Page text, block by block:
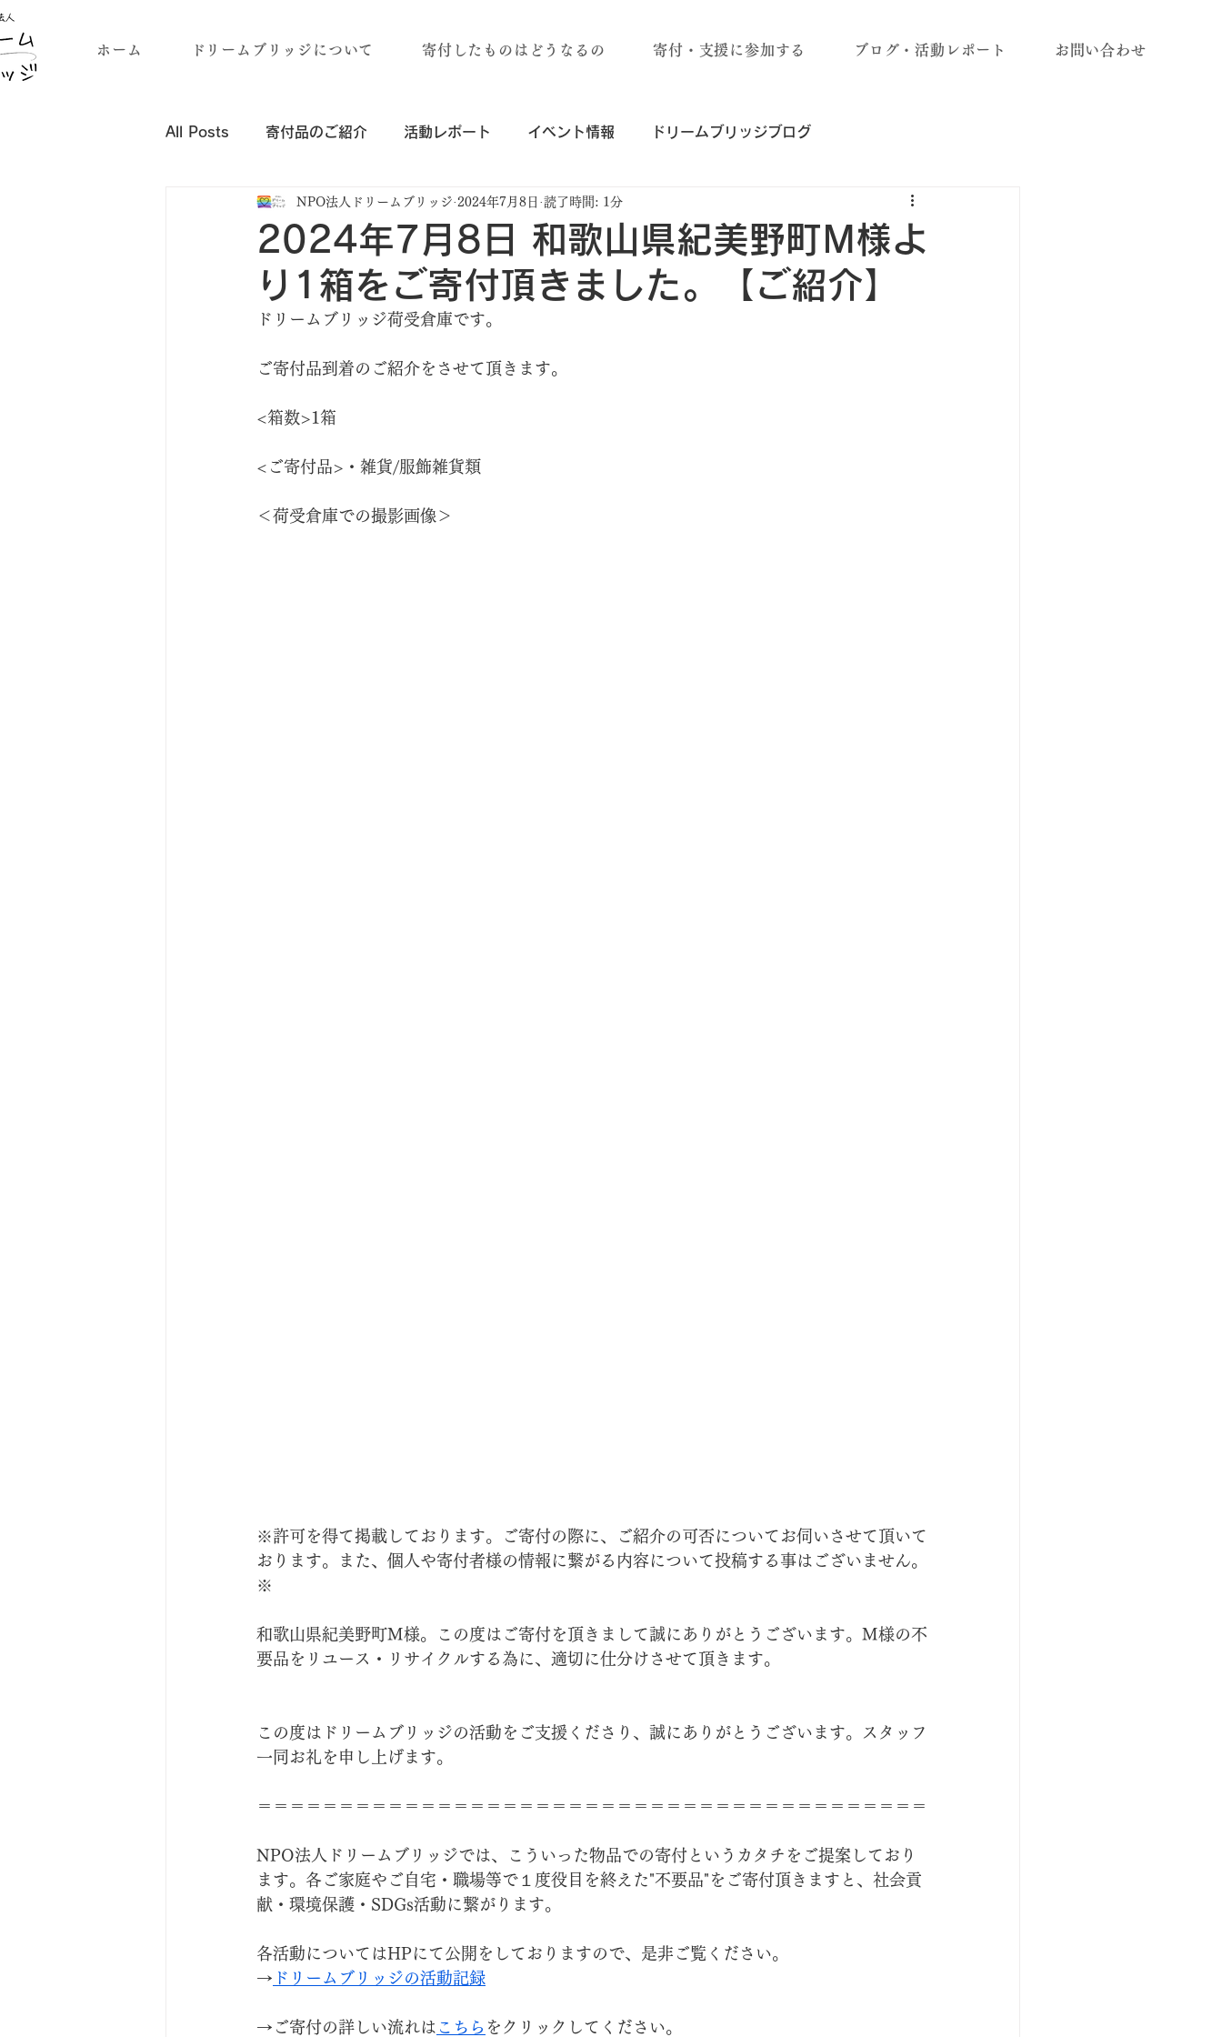
ホーム ドリームブリッジについて 寄付したものはどうなるの 寄付・支援に参加する ブログ・活動レポート お問い合わせ
All Posts 寄付品のご紹介 活動レポート イベント情報 ドリームブリッジブログ
企業・団体様の寄付品のご紹介
2024年7月8日 和歌山県紀美野町M様よ
り1箱をご寄付頂きました。【ご紹介】
NPO法人ドリームブリッジ 2024年7月8日 読了時間: 1分
ドリームブリッジ荷受倉庫です。
ご寄付品到着のご紹介をさせて頂きます。
<箱数>1箱
<ご寄付品>・雑貨/服飾雑貨類
＜荷受倉庫での撮影画像＞
※許可を得て掲載しております。ご寄付の際に、ご紹介の可否についてお伺いさせて頂いて
おります。また、個人や寄付者様の情報に繋がる内容について投稿する事はございません。
※
和歌山県紀美野町M様。この度はご寄付を頂きまして誠にありがとうございます。M様の不
要品をリユース・リサイクルする為に、適切に仕分けさせて頂きます。
この度はドリームブリッジの活動をご支援くださり、誠にありがとうございます。スタッフ
一同お礼を申し上げます。
＝＝＝＝＝＝＝＝＝＝＝＝＝＝＝＝＝＝＝＝＝＝＝＝＝＝＝＝＝＝＝＝＝＝＝＝＝＝＝＝＝
NPO法人ドリームブリッジでは、こういった物品での寄付というカタチをご提案しており
ます。各ご家庭やご自宅・職場等で１度役目を終えた"不要品"をご寄付頂きますと、社会貢
献・環境保護・SDGs活動に繋がります。
各活動についてはHPにて公開をしておりますので、是非ご覧ください。
→ ドリームブリッジの活動記録
→ご寄付の詳しい流れは こちら をクリックしてください。